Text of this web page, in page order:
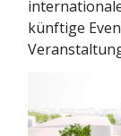
künftige